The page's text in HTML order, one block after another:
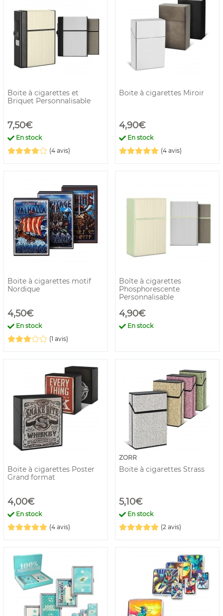
Boite à cigarettes et
Briquet Personnalisable
7,50€
En stock
(4 avis)
Boite à cigarettes Miroir
4,90€
En stock
(4 avis)
Boite à cigarettes motif
Nordique
4,50€
En stock
(1 avis)
Boîte à cigarettes
Phosphorescente
Personnalisable
4,90€
En stock
Boite à cigarettes Poster
Grand format
4,00€
En stock
(4 avis)
ZORR
Boite à cigarettes Strass
5,10€
En stock
(2 avis)